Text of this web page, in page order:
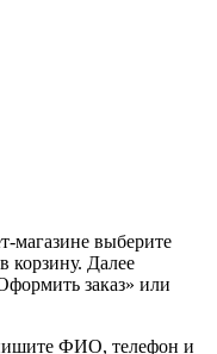
магазине выберите
корзину. Далее
заказ» или
ФИО, телефон и